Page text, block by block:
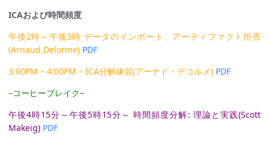
ICAおよび時間頻度
午後2時～午後3時 データのインポート、アーティファクト拒否
(Arnaud Delorme) PDF
3:00PM – 4:00PM – ICA分解練習(アーナド・デコルメ) PDF
–コーヒーブレイク–
午後4時15分～午後5時15分～ 時間頻度分解: 理論と実践(Scott
Makeig) PDF